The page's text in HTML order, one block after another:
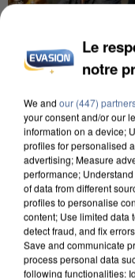
INCENDIES :
DE SOLIDARITÉ
Le
notre
We and our (447)
your consent and/or our
information on a device;
profiles for personalised
advertising; Measure
performance;
of data from different
profiles to personalise
content; Use limited data
detect fraud, and fix
Save and communicate
process personal data
following functionalities: